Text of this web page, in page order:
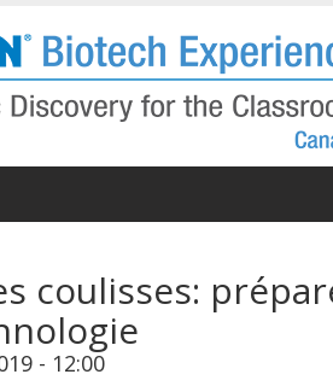
coulisses:
- 12:00